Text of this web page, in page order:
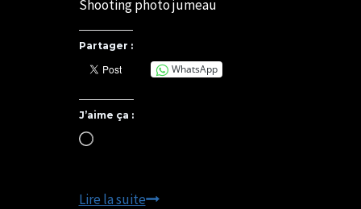
Shooting photo jumeau
Partager :
WhatsApp
J’aime ça :
Chargement…
Lire la suiteDE